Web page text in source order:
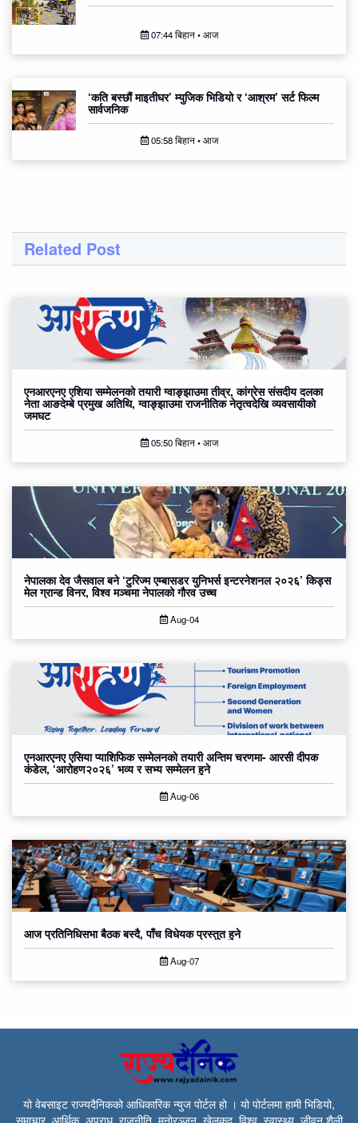
07:44 बिहान • आज
‘कति बस्छौं माइतीघर’ म्युजिक भिडियो र ‘आश्रम’ सर्ट फिल्म
सार्वजनिक
05:58 बिहान • आज
Related Post
एनआरएनए एशिया सम्मेलनको तयारी ग्वाङ्झाउमा तीव्र, कांग्रेस संसदीय दलका
नेता आङदेम्बे प्रमुख अतिथि, ग्वाङ्झाउमा राजनीतिक नेतृत्वदेखि व्यवसायीको
जमघट
05:50 बिहान • आज
नेपालका देव जैसवाल बने ‘टुरिज्म एम्बासडर युनिभर्स इन्टरनेशनल २०२६’ किड्स
मेल ग्रान्ड विनर, विश्व मञ्चमा नेपालको गौरव उच्च
Aug-04
एनआरएनए एसिया प्याशिफिक सम्मेलनको तयारी अन्तिम चरणमा- आरसी दीपक
कंडेल, ‘आरोहण२०२६’ भव्य र सभ्य सम्मेलन हुने
Aug-06
आज प्रतिनिधिसभा बैठक बस्दै, पाँच विधेयक प्रस्तुत हुने
Aug-07
यो वेबसाइट राज्यदैनिकको आधिकारिक न्युज पोर्टल हो । यो पोर्टलमा हामी भिडियो,
समाचार, आर्थिक, अपराध, राजनीति, मनोरञ्जन, खेलकुद, विश्व, स्वास्थ्य, जीवन शैली